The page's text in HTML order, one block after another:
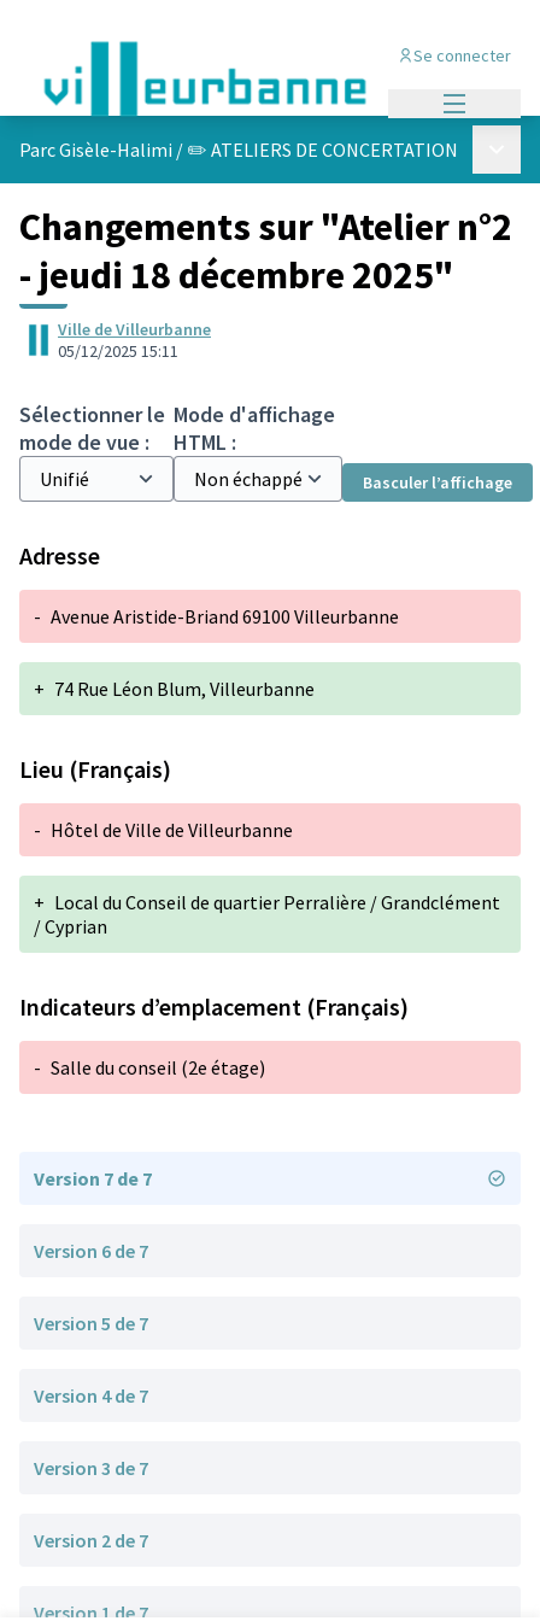
Se connecter
Parc Gisèle-Halimi / ✏️ ATELIERS DE CONCERTATION
Changements sur "Atelier n°2
- jeudi 18 décembre 2025"
Ville de Villeurbanne
05/12/2025 15:11
Sélectionner le
mode de vue :
Mode d'affichage
HTML :
Basculer l’affichage
Adresse
- Avenue Aristide-Briand 69100 Villeurbanne
+ 74 Rue Léon Blum, Villeurbanne
Lieu (Français)
- Hôtel de Ville de Villeurbanne
+ Local du Conseil de quartier Perralière / Grandclément
/ Cyprian
Indicateurs d’emplacement (Français)
- Salle du conseil (2e étage)
Version 7 de 7
Version 6 de 7
Version 5 de 7
Version 4 de 7
Version 3 de 7
Version 2 de 7
Version 1 de 7